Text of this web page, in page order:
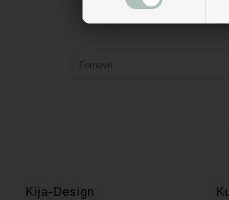
Kija-Design